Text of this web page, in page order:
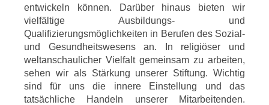
entwickeln können. Darüber hinaus bieten wir
vielfältige Ausbildungs- und
Qualifizierungsmöglichkeiten in Berufen des Sozial-
und Gesundheitswesens an. In religiöser und
weltanschaulicher Vielfalt gemeinsam zu arbeiten,
sehen wir als Stärkung unserer Stiftung. Wichtig
sind für uns die innere Einstellung und das
tatsächliche Handeln unserer Mitarbeitenden.